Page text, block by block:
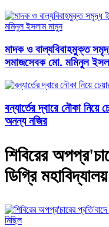
মাদক ও বাল্যবিবাহমুক্ত
সমাজসেবক মো. মমিনুল
বন্যার্তের দ্বারে নৌকা নিয়ে
অনন্য নজির
শিবিরের
ডিগ্রি